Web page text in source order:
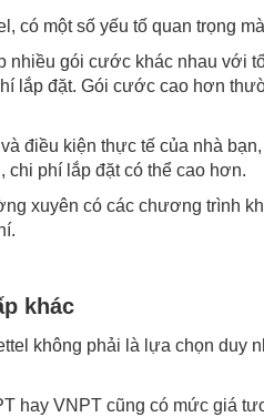
có một số yếu tố quan trọng
nhiều gói cước khác nhau với
lắp đặt. Gói cước cao hơn
điều kiện thực tế của nhà
phí lắp đặt có thể cao hơn.
xuyên có các chương trình
khác
không phải là lựa chọn duy
hay VNPT cũng có mức giá